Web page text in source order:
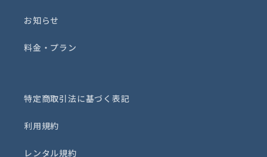
お知らせ
料金・プラン
特定商取引法に基づく表記
利用規約
レンタル規約